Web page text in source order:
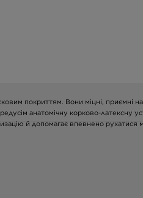
покриттям. Вони міцні, приємні
анатомічну корково-латексну
й допомагає впевнено рухатися